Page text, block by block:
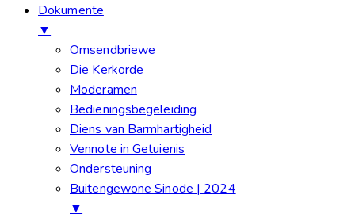
Dokumente
▼
Omsendbriewe
Die Kerkorde
Moderamen
Bedieningsbegeleiding
Diens van Barmhartigheid
Vennote in Getuienis
Ondersteuning
Buitengewone Sinode | 2024
▼